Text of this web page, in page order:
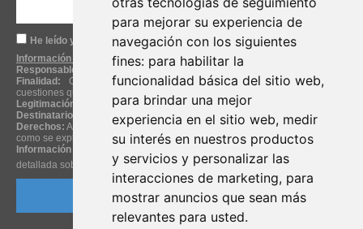
para mejorar su experiencia de
navegación con los siguientes
fines: para habilitar la
funcionalidad básica del sitio web,
para brindar una mejor
experiencia en el sitio web, medir
su interés en nuestros productos
y servicios y personalizar las
interacciones de marketing, para
mostrar anuncios que sean más
relevantes para usted.
He leído y acepto laPolítica de Privacidad.
Información básica sobre protección de datos
Responsable:
Avinilo & International Trade Fairs, S.L.
Finalidad: Obtención de su consentimiento para responder a las
cuestiones que nos plantea a través de nuestro formulario de contacto.
Legitimación:
Consentimiento del interesado. Ejecución de contrato.
Destinatarios:
No se cederán datos a terceros, salvo obligación legal.
Derechos: Acceder, rectificar y suprimir los datos, así como otros derechos,
como se explica en la información detallada.
Información adicional:
Puede consultar la información adicional y
detallada sobre Protección de Datos en nuestraPolítica de Privacidad.